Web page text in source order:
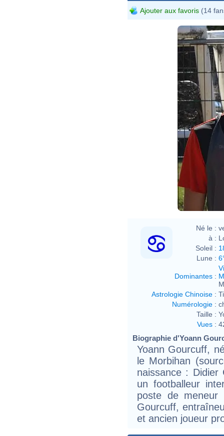
Ajouter aux favoris (14
Né le :
à :
Soleil :
Lune :
Dominantes :
Astrologie Chinoise :
Numérologie :
Taille :
Vues :
Biographie d'Yoann
Yoann Gourcuff,
le Morbihan
naissance : Didier
un footballeur
poste de
Gourcuff,
et ancien joueur